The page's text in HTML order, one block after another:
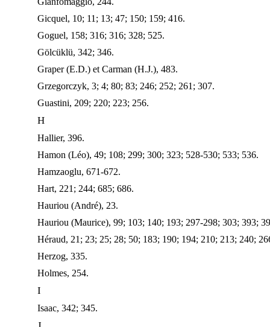
Gicquel, 10; 11; 13; 47; 150; 159; 416.
Goguel, 158; 316; 316; 328; 525.
Gölcüklü, 342; 346.
Graper (E.D.) et Carman (H.J.), 483.
Grzegorczyk, 3; 4; 80; 83; 246; 252; 261; 307.
Guastini, 209; 220; 223; 256.
H
Hallier, 396.
Hamon (Léo), 49; 108; 299; 300; 323; 528-530; 533; 536.
Hamzaoglu, 671-672.
Hart, 221; 244; 685; 686.
Hauriou (André), 23.
Hauriou (Maurice), 99; 103; 140; 193; 297-298; 303; 393;
Héraud, 21; 23; 25; 28; 50; 183; 190; 194; 210; 213; 240;
Herzog, 335.
Holmes, 254.
I
Isaac, 342; 345.